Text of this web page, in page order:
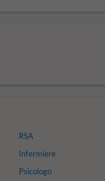
RSA
Infermiere
Psicologo